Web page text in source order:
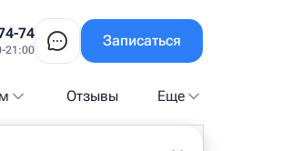
74
21:00
Записаться
Отзывы Еще